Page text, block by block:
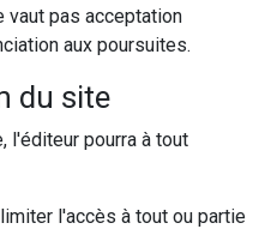
vaut pas acceptation
aux poursuites.
du site
l'éditeur pourra à tout
l'accès à tout ou partie